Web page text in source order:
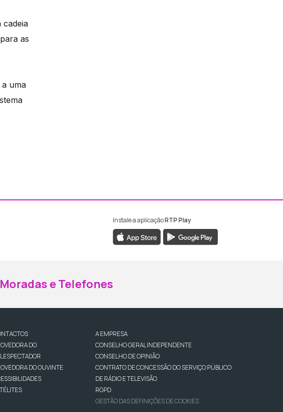
cadeia
as
uma
ao Facebook da RTP Madeira
ao Instagram da RTP Madeira
Instale a aplicaçãoRTP Play
Moradas e Telefones
DO
DO OUVINTE
A EMPRESA
CONSELHO GERAL INDEPENDENTE
CONSELHO DE OPINIÃO
CONTRATO DE CONCESSÃO DO SERVIÇO PÚBLICO
DE RÁDIO E TELEVISÃO
RGPD
GESTÃO DAS DEFINIÇÕES DE COOKIES